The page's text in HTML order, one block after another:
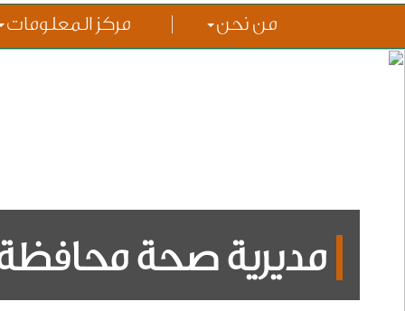
من نحن مركز المعلومات
مديرية صحة محافظة